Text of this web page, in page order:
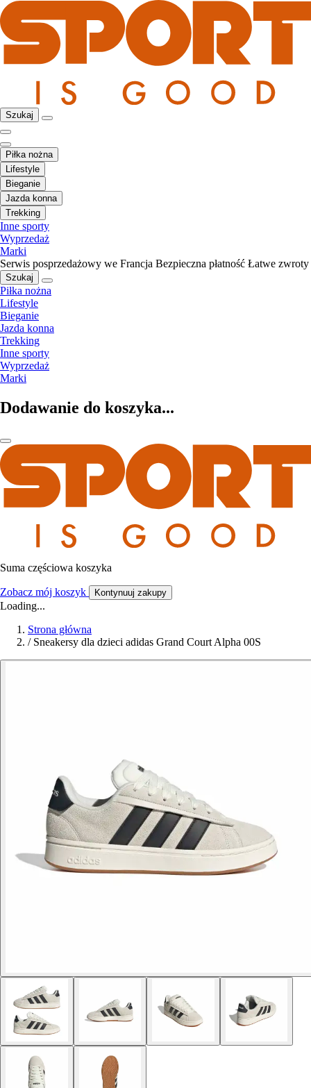
Szukaj
Piłka nożna
Lifestyle
Bieganie
Jazda konna
Trekking
Inne sporty
Wyprzedaż
Marki
Serwis posprzedażowy we Francja Bezpieczna płatność Łatwe zwroty
Szukaj
Piłka nożna
Lifestyle
Bieganie
Jazda konna
Trekking
Inne sporty
Wyprzedaż
Marki
Dodawanie do koszyka...
Suma częściowa koszyka
Zobacz mój koszyk Kontynuuj zakupy
Loading...
Strona główna
/ Sneakersy dla dzieci adidas Grand Court Alpha 00S